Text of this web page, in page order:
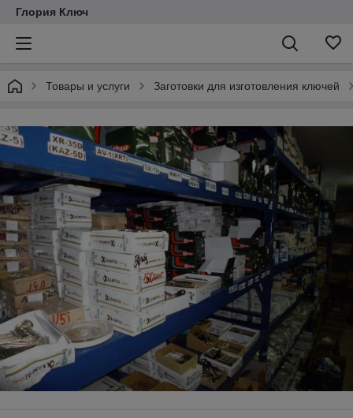
Глория Ключ
Товары и услуги Заготовки для изготовления ключей